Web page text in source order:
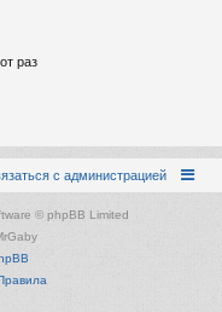
раз
с администрацией
© phpBB Limited